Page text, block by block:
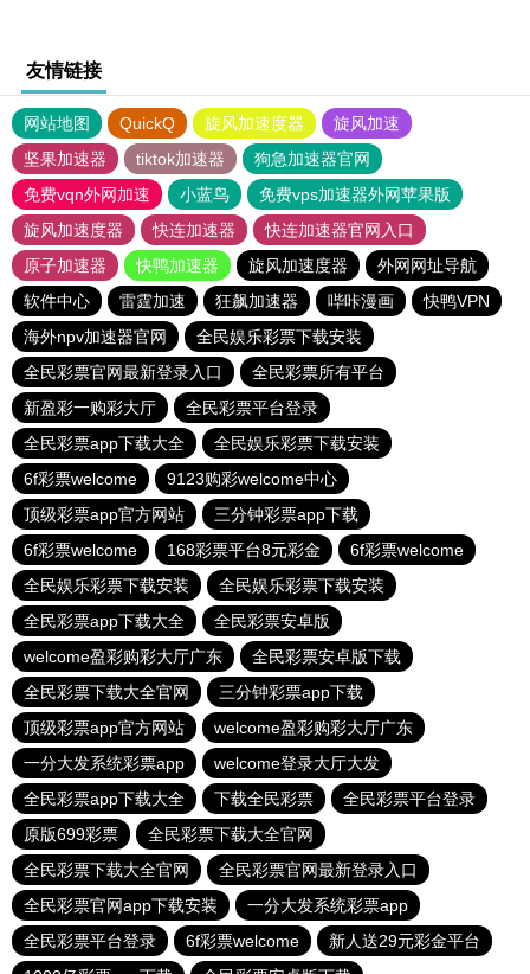
友情链接
网站地图 QuickQ 旋风加速度器
旋风加速
坚果加速器
tiktok加速器
狗急加速器官网
免费vqn外网加速
小蓝鸟
免费vps加速器外网苹果版
旋风加速度器
快连加速器
快连加速器官网入口
原子加速器
快鸭加速器 旋风加速度器
外网网址导航
软件中心
雷霆加速 狂飙加速器 哔咔漫画
快鸭VPN
海外npv加速器官网
全民娱乐彩票下载安装
全民彩票官网最新登录入口
全民彩票所有平台
新盈彩一购彩大厅
全民彩票平台登录
全民彩票app下载大全
全民娱乐彩票下载安装
6f彩票welcome
9123购彩welcome中心
顶级彩票app官方网站
三分钟彩票app下载
6f彩票welcome
168彩票平台8元彩金
6f彩票welcome
全民娱乐彩票下载安装
全民娱乐彩票下载安装
全民彩票app下载大全
全民彩票安卓版
welcome盈彩购彩大厅广东
全民彩票安卓版下载
全民彩票下载大全官网
三分钟彩票app下载
顶级彩票app官方网站
welcome盈彩购彩大厅广东
一分大发系统彩票app
welcome登录大厅大发
全民彩票app下载大全
下载全民彩票
全民彩票平台登录
原版699彩票
全民彩票下载大全官网
全民彩票下载大全官网
全民彩票官网最新登录入口
全民彩票官网app下载安装
一分大发系统彩票app
全民彩票平台登录
6f彩票welcome
新人送29元彩金平台